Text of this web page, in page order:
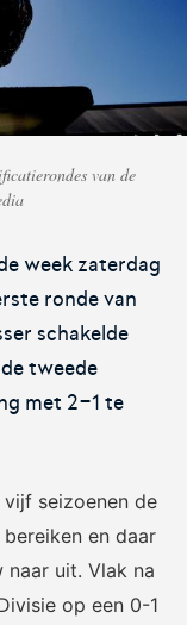
KNVB
nieuws,
programma van
innovatiecentrum
Voetbal.
van de
week zaterdag
ronde van
schakelde
tweede
met 2-1 te
seizoenen de
en daar
uit. Vlak na
op een 0-1